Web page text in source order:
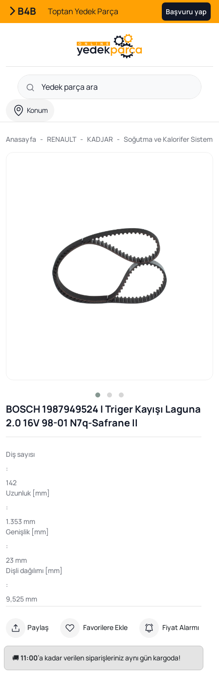
B4B Toptan Yedek Parça Başvuru yap
Konum
Anasayfa RENAULT KADJAR Soğutma ve Kalorifer
BOSCH 1987949524 | Triger Kayışı Laguna
2.0 16V 98-01 N7q-Safrane II
Diş sayısı
:
142
Uzunluk [mm]
:
1.353 mm
Genişlik [mm]
:
23 mm
Dişli dağılımı [mm]
:
9,525 mm
Paylaş Favorilere Ekle Fiyat Alarmı
🚚11:00’a kadar verilen siparişleriniz aynı gün kargoda!